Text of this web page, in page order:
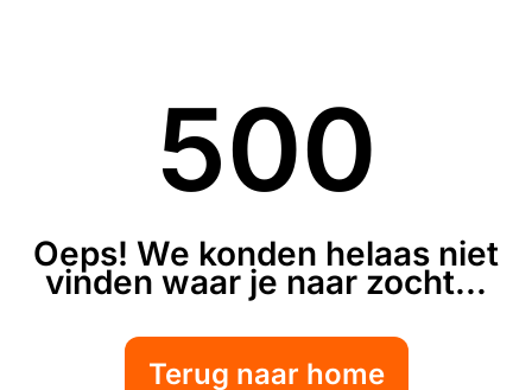
500
Oeps! We konden helaas niet
vinden waar je naar zocht...
Terug naar home